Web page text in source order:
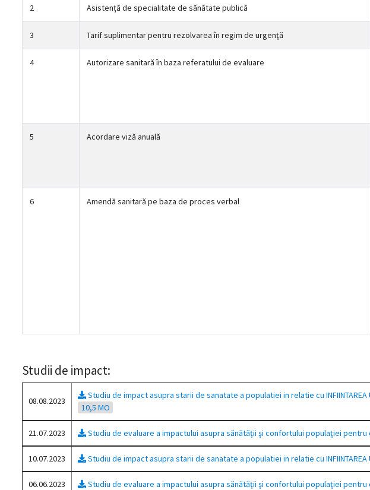
2 Asistenţă de specialitate de sănătate publică
3 Tarif suplimentar pentru rezolvarea în regim de urgenţă
4 Autorizare sanitară în baza referatului de evaluare
5 Acordare viză anuală
6 Amendă sanitară pe baza de proces verbal
Studii de impact:
08.08.2023
Studiu de impact asupra starii de sanatate a populatiei in relatie cu INFIINTAREA
10,5 MO
21.07.2023 Studiu de evaluare a impactului asupra sănătăţii şi confortului populaţiei pentru
10.07.2023 Studiu de impact asupra starii de sanatate a populatiei in relatie cu INFIINTAREA
06.06.2023 Studiu de evaluare a impactului asupra sănătăţii şi confortului populaţiei pentru